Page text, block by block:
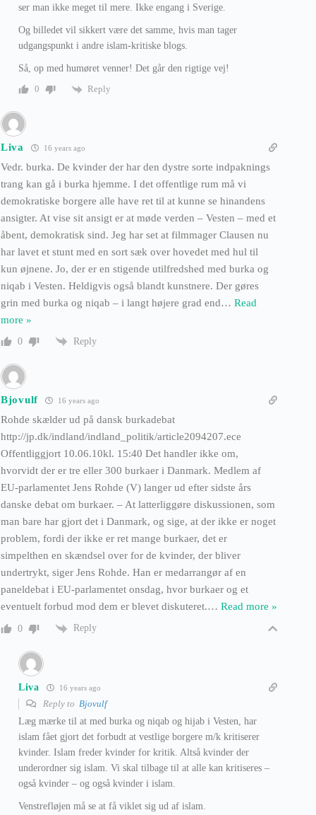
ser man ikke meget til mere. Ikke engang i Sverige.
Og billedet vil sikkert være det samme, hvis man tager
udgangspunkt i andre islam-kritiske blogs.
Så, op med humøret venner! Det går den rigtige vej!
0
Reply
Liva 16 years ago
Vedr. burka. De kvinder der har den dystre sorte indpaknings
trang kan gå i burka hjemme. I det offentlige rum må vi
demokratiske borgere alle have ret til at kunne se hinandens
ansigter. At vise sit ansigt er at møde verden – Vesten – med et
åbent, demokratisk sind. Jeg har set at filmmager Clausen nu
har lavet et stunt med en sort sæk over hovedet med hul til
kun øjnene. Jo, der er en stigende utilfredshed med burka og
niqab i Vesten. Heldigvis også blandt kunstnere. Der gøres
grin med burka og niqab – i langt højere grad end… Read
more »
0 Reply
Bjovulf 16 years ago
Rohde skælder ud på dansk burkadebat
http://jp.dk/indland/indland_politik/article2094207.ece
Offentliggjort 10.06.10kl. 15:40 Det handler ikke om,
hvorvidt der er tre eller 300 burkaer i Danmark. Medlem af
EU-parlamentet Jens Rohde (V) langer ud efter sidste års
danske debat om burkaer. – At latterliggøre diskussionen, som
man bare har gjort det i Danmark, og sige, at der ikke er noget
problem, fordi der ikke er ret mange burkaer, det er
simpelthen en skændsel over for de kvinder, der bliver
undertrykt, siger Jens Rohde. Han er medarrangør af en
paneldebat i EU-parlamentet onsdag, hvor burkaer og et
eventuelt forbud mod dem er blevet diskuteret.… Read more »
0 Reply
Liva 16 years ago
Reply to Bjovulf
Læg mærke til at med burka og niqab og hijab i Vesten, har
islam fået gjort det forbudt at vestlige borgere m/k kritiserer
kvinder. Islam freder kvinder for kritik. Altså kvinder der
underordner sig islam. Vi skal tilbage til at alle kan kritiseres –
også kvinder – og også kvinder i islam.
Venstrefløjen må se at få viklet sig ud af islam.